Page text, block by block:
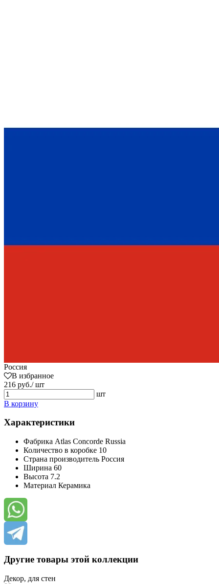
Россия
В избранное
216 руб./ шт
шт
В корзину
Характеристики
Фабрика Atlas Concorde Russia
Количество в коробке 10
Страна производитель Россия
Ширина 60
Высота 7.2
Материал Керамика
Другие товары этой коллекции
Декор, для стен